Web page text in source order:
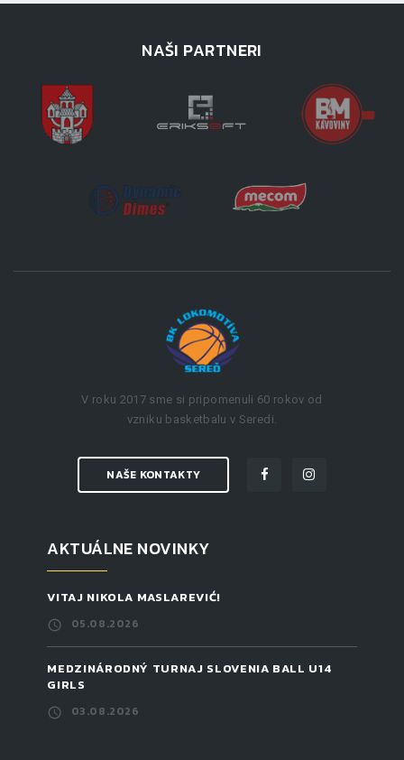
NAŠI PARTNERI
V roku 2017 sme si pripomenuli 60 rokov od
vzniku basketbalu v Seredi.
NAŠE KONTAKTY
AKTUÁLNE NOVINKY
VITAJ NIKOLA MASLAREVIĆ!
05.08.2026
MEDZINÁRODNÝ TURNAJ SLOVENIA BALL U14
GIRLS
03.08.2026